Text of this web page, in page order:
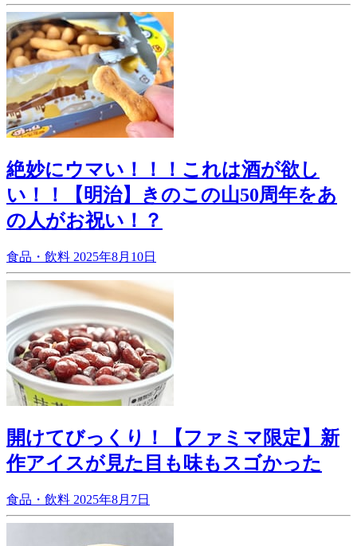
絶妙にウマい！！！これは酒が欲し
い！！【明治】きのこの山50周年をあ
の人がお祝い！？
食品・飲料 2025年8月10日
開けてびっくり！【ファミマ限定】新
作アイスが見た目も味もスゴかった
食品・飲料 2025年8月7日